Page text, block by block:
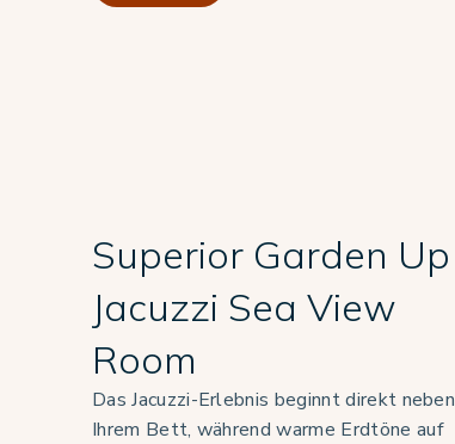
Superior Garden Up
Jacuzzi Sea View
Room
Das Jacuzzi-Erlebnis beginnt direkt neben
Ihrem Bett, während warme Erdtöne auf